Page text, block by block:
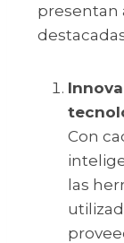
presentan
Con
las